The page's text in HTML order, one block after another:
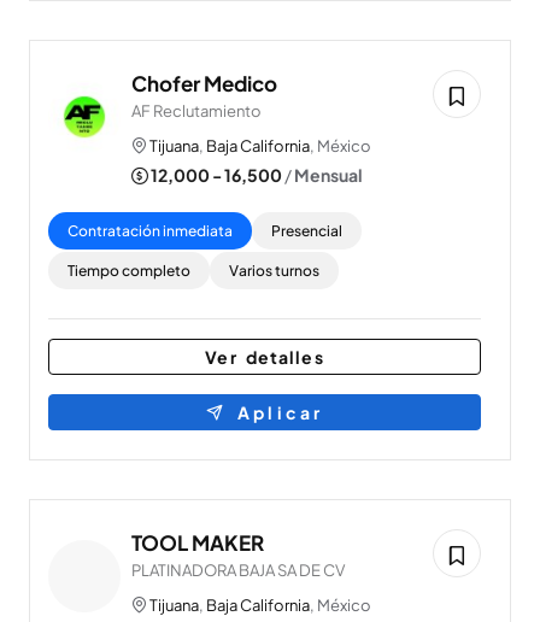
Chofer Medico
AF Reclutamiento
Tijuana, Baja California, México
12,000 - 16,500/Mensual
Contratación inmediata Presencial
Tiempo completo Varios turnos
Ver detalles
Aplicar
TOOL MAKER
PLATINADORA BAJA SA DE CV
Tijuana, Baja California, México